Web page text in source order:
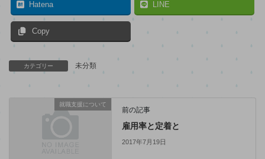
Hatena LINE
Copy
カテゴリー 未分類
就職支援について
前の記事
雇用率と定着と
2017年7月19日